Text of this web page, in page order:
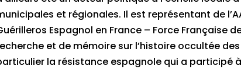
et régionales. Il est représentant de
Espagnol en France – Force Française
et de mémoire sur l’histoire occultée
la résistance espagnole qui a participé